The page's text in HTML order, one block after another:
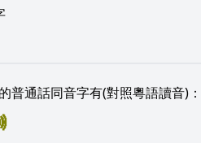
普通話同音字有(對照粵語讀音)：